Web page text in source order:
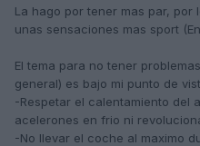
La hago por tener mas par,
unas sensaciones mas sport
El tema para no tener
general) es bajo mi punto de
-Respetar el calentamiento del
acelerones en frio ni
-No llevar el coche al maximo